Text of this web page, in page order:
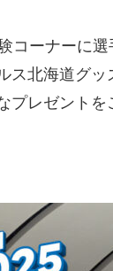
コーナーに選
ス北海道グッ
レゼントを